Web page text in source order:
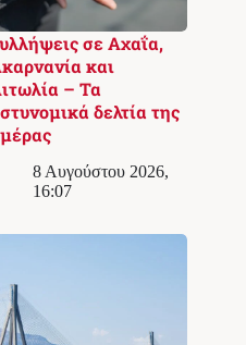
σε Αχαΐα,
και
– Τα
δελτία της
8 Αυγούστου 2026,
16:07